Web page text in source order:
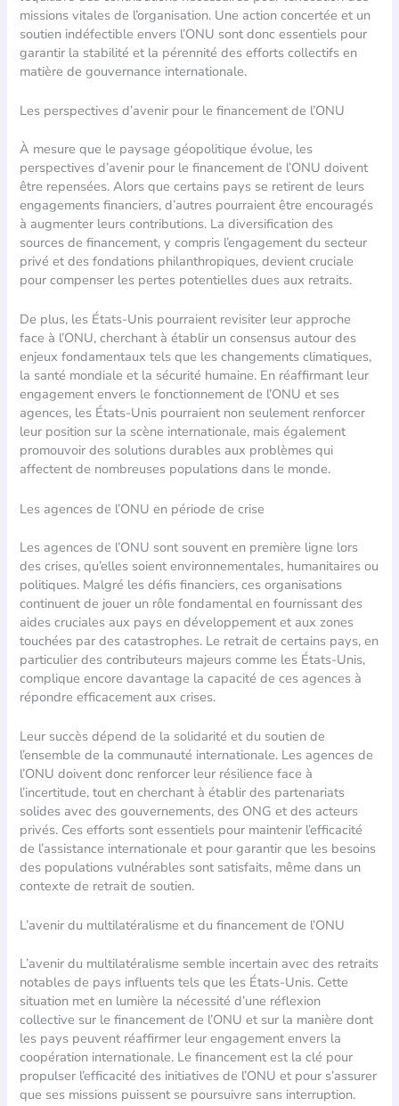
missions vitales de l’organisation. Une action concertée et un
soutien indéfectible envers l’ONU sont donc essentiels pour
garantir la stabilité et la pérennité des efforts collectifs en
matière de gouvernance internationale.
Les perspectives d’avenir pour le financement de l’ONU
À mesure que le paysage géopolitique évolue, les
perspectives d’avenir pour le financement de l’ONU doivent
être repensées. Alors que certains pays se retirent de leurs
engagements financiers, d’autres pourraient être encouragés
à augmenter leurs contributions. La diversification des
sources de financement, y compris l’engagement du secteur
privé et des fondations philanthropiques, devient cruciale
pour compenser les pertes potentielles dues aux retraits.
De plus, les États-Unis pourraient revisiter leur approche
face à l’ONU, cherchant à établir un consensus autour des
enjeux fondamentaux tels que les changements climatiques,
la santé mondiale et la sécurité humaine. En réaffirmant leur
engagement envers le fonctionnement de l’ONU et ses
agences, les États-Unis pourraient non seulement renforcer
leur position sur la scène internationale, mais également
promouvoir des solutions durables aux problèmes qui
affectent de nombreuses populations dans le monde.
Les agences de l’ONU en période de crise
Les agences de l’ONU sont souvent en première ligne lors
des crises, qu’elles soient environnementales, humanitaires ou
politiques. Malgré les défis financiers, ces organisations
continuent de jouer un rôle fondamental en fournissant des
aides cruciales aux pays en développement et aux zones
touchées par des catastrophes. Le retrait de certains pays, en
particulier des contributeurs majeurs comme les États-Unis,
complique encore davantage la capacité de ces agences à
répondre efficacement aux crises.
Leur succès dépend de la solidarité et du soutien de
l’ensemble de la communauté internationale. Les agences de
l’ONU doivent donc renforcer leur résilience face à
l’incertitude, tout en cherchant à établir des partenariats
solides avec des gouvernements, des ONG et des acteurs
privés. Ces efforts sont essentiels pour maintenir l’efficacité
de l’assistance internationale et pour garantir que les besoins
des populations vulnérables sont satisfaits, même dans un
contexte de retrait de soutien.
L’avenir du multilatéralisme et du financement de l’ONU
L’avenir du multilatéralisme semble incertain avec des retraits
notables de pays influents tels que les États-Unis. Cette
situation met en lumière la nécessité d’une réflexion
collective sur le financement de l’ONU et sur la manière dont
les pays peuvent réaffirmer leur engagement envers la
coopération internationale. Le financement est la clé pour
propulser l’efficacité des initiatives de l’ONU et pour s’assurer
que ses missions puissent se poursuivre sans interruption.